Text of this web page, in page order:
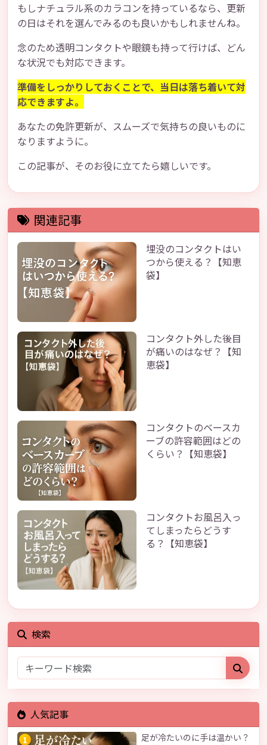
もしナチュラル系のカラコンを持っているなら、更新
の日はそれを選んでみるのも良いかもしれませんね。
念のため透明コンタクトや眼鏡も持って行けば、どん
な状況でも対応できます。
準備をしっかりしておくことで、当日は落ち着いて対
応できますよ。
あなたの免許更新が、スムーズで気持ちの良いものに
なりますように。
この記事が、そのお役に立てたら嬉しいです。
関連記事
埋没のコンタクトはい
つから使える？【知恵
袋】
コンタクト外した後目
が痛いのはなぜ？【知
恵袋】
コンタクトのベースカ
ーブの許容範囲はどの
くらい？【知恵袋】
コンタクトお風呂入っ
てしまったらどうす
る？【知恵袋】
検索
人気記事
1
足が冷たいのに手は温かい？